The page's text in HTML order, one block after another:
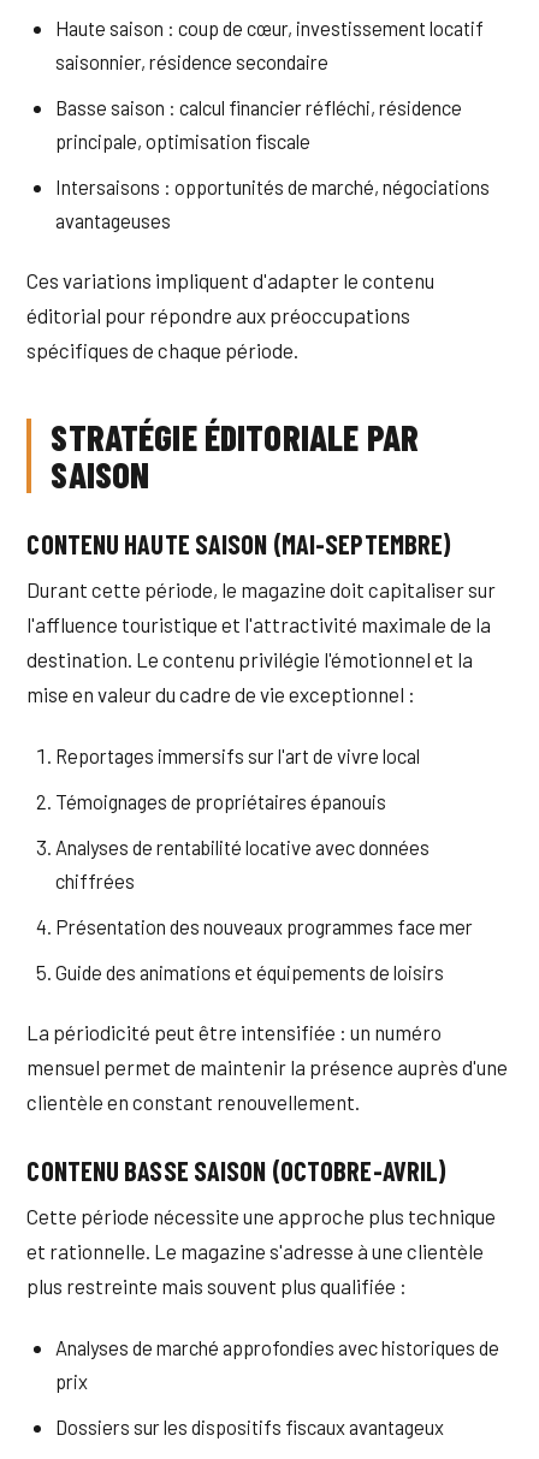
Haute saison : coup de cœur, investissement locatif
saisonnier, résidence secondaire
Basse saison : calcul financier réfléchi, résidence
principale, optimisation fiscale
Intersaisons : opportunités de marché, négociations
avantageuses
Ces variations impliquent d'adapter le contenu
éditorial pour répondre aux préoccupations
spécifiques de chaque période.
STRATÉGIE ÉDITORIALE PAR
SAISON
CONTENU HAUTE SAISON (MAI-SEPTEMBRE)
Durant cette période, le magazine doit capitaliser sur
l'affluence touristique et l'attractivité maximale de la
destination. Le contenu privilégie l'émotionnel et la
mise en valeur du cadre de vie exceptionnel :
Reportages immersifs sur l'art de vivre local
Témoignages de propriétaires épanouis
Analyses de rentabilité locative avec données
chiffrées
Présentation des nouveaux programmes face mer
Guide des animations et équipements de loisirs
La périodicité peut être intensifiée : un numéro
mensuel permet de maintenir la présence auprès d'une
clientèle en constant renouvellement.
CONTENU BASSE SAISON (OCTOBRE-AVRIL)
Cette période nécessite une approche plus technique
et rationnelle. Le magazine s'adresse à une clientèle
plus restreinte mais souvent plus qualifiée :
Analyses de marché approfondies avec historiques de
prix
Dossiers sur les dispositifs fiscaux avantageux